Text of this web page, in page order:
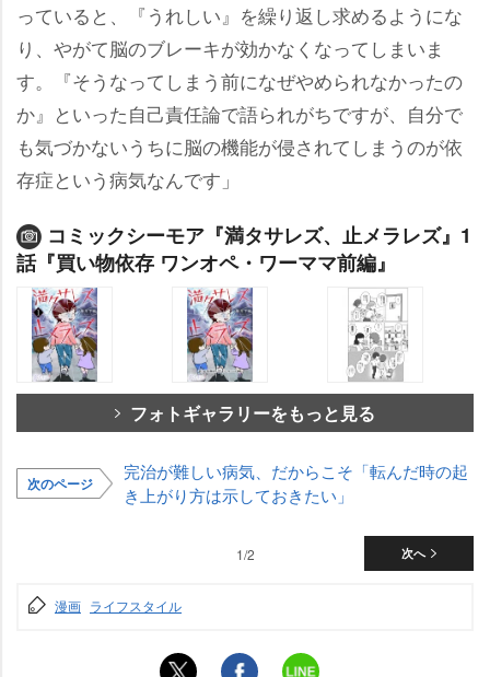
っていると、『うれしい』を繰り返し求めるようにな
り、やがて脳のブレーキが効かなくなってしまいま
す。『そうなってしまう前になぜやめられなかったの
か』といった自己責任論で語られがちですが、自分で
も気づかないうちに脳の機能が侵されてしまうのが依
存症という病気なんです」
コミックシーモア『満タサレズ、止メラレズ』1
話『買い物依存 ワンオペ・ワーママ前編』
フォトギャラリーをもっと見る
次のページ
完治が難しい病気、だからこそ「転んだ時の起
き上がり方は示しておきたい」
次へ
1/2
漫画 ライフスタイル